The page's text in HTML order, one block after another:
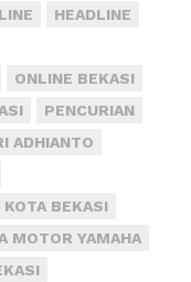
HEADLINE
ONLINE BEKASI
PENCURIAN
ADHIANTO
KOTA BEKASI
MOTOR YAMAHA